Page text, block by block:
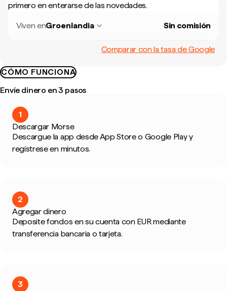
primero en enterarse de las novedades.
Viven enGroenlandia Sin comisión
Comparar con la tasa de Google
CÓMO FUNCIONA
Envíe dinero en 3 pasos
1
Descargar Morse
Descargue la app desde App Store o Google Play y
regístrese en minutos.
2
Agregar dinero
Deposite fondos en su cuenta con EUR mediante
transferencia bancaria o tarjeta.
3